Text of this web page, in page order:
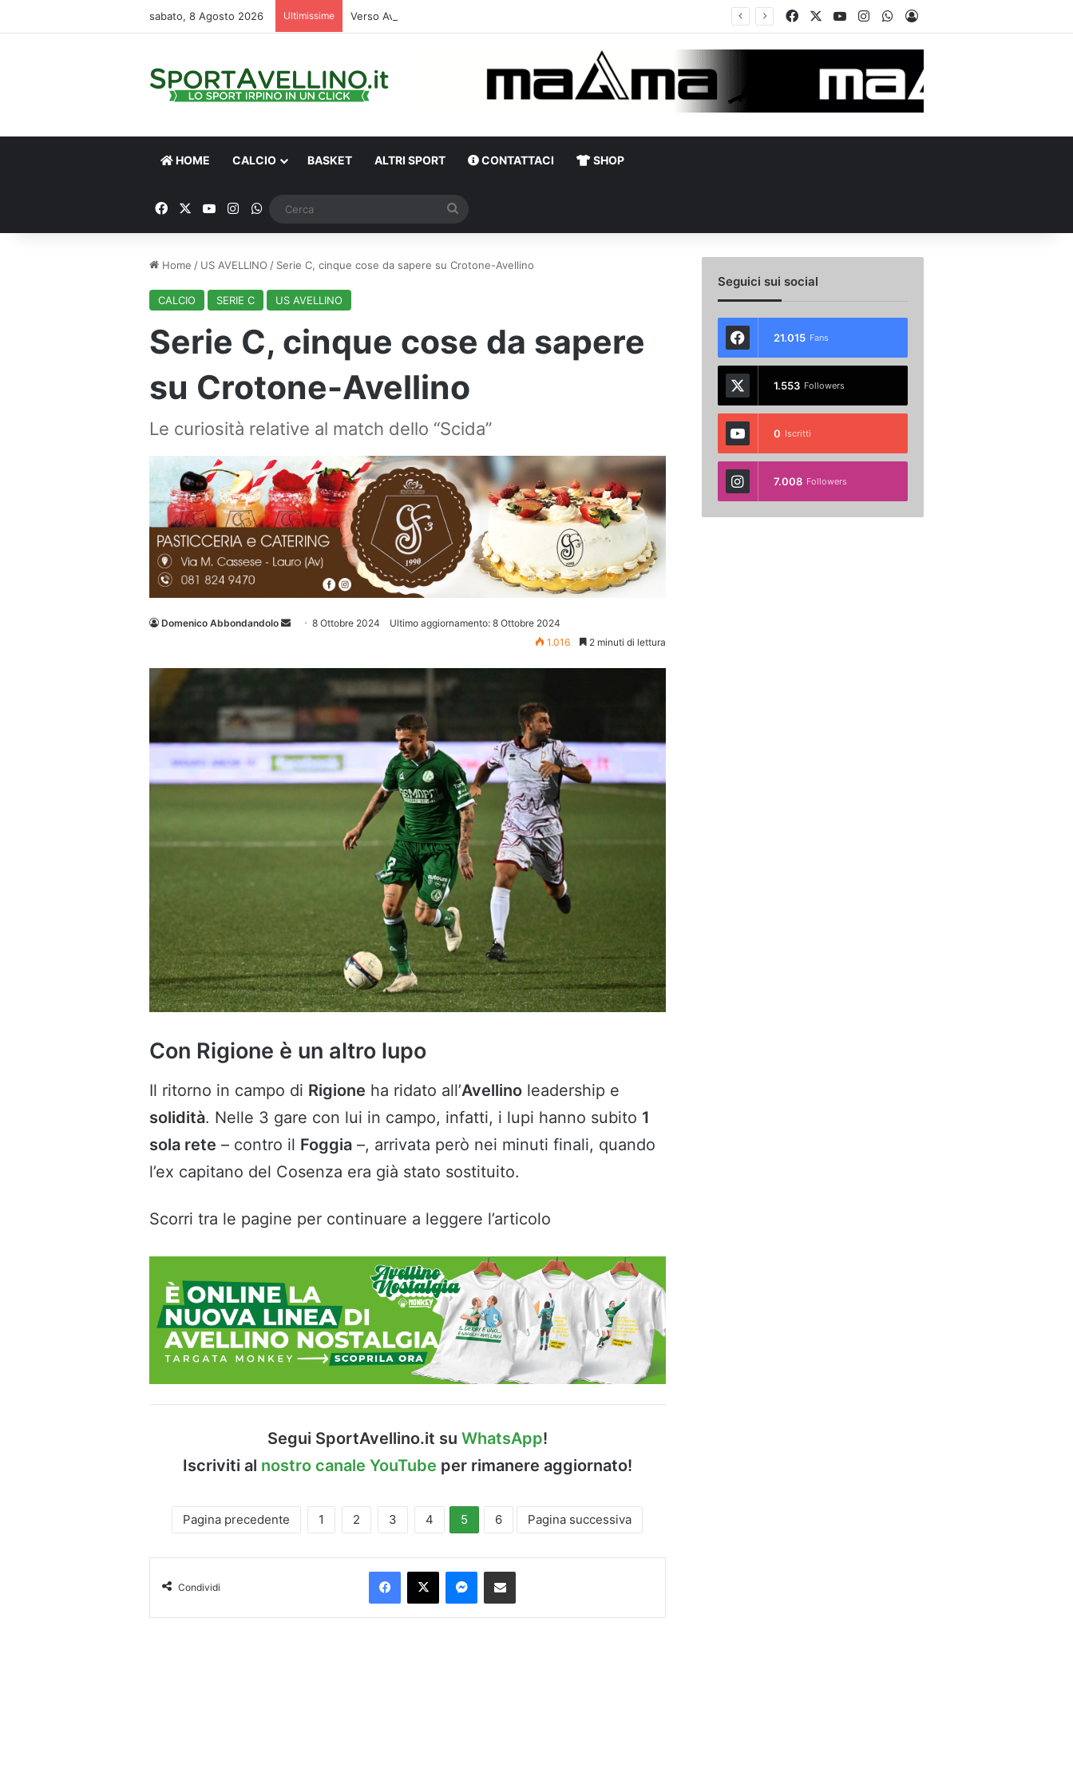
sabato, 8 Agosto 2026 Ultimissime Verso Avellino-Torino, il focus sulla formazione granata FacebookYou TubeInstagramWhatsApp
Accedi
HOME CALCIO BASKET ALTRI SPORT CONTATTACI SHOP
FacebookYou TubeInstagram
WhatsApp
Home / US AVELLINO / Serie C, cinque cose da sapere su Crotone-Avellino
CALCIO SERIE C US AVELLINO
Serie C, cinque cose da sapere
su Crotone-Avellino
Le curiosità relative al match dello “Scida”
Domenico Abbondandolo
Invia 8 Ottobre 2024
Ultimo aggiornamento: 8 Ottobre 2024
1.016
2 minuti di lettura
Con Rigione è un altro lupo
Il ritorno in campo di Rigione ha ridato all’Avellino leadership e
solidità. Nelle 3 gare con lui in campo, infatti, i lupi hanno subito 1
sola rete – contro il Foggia –, arrivata però nei minuti finali, quando
l’ex capitano del Cosenza era già stato sostituito.
Scorri tra le pagine per continuare a leggere l’articolo
Segui SportAvellino.it su WhatsApp!
Iscriviti al nostro canale YouTube per rimanere aggiornato!
Pagina precedente 1 2 3 4 5 6 Pagina successiva
Condividi
Facebook
X Messenger
Condividi via Email
Seguici sui social
21.015 Fans
1.553 Followers
0 Iscritti
7.008 Followers